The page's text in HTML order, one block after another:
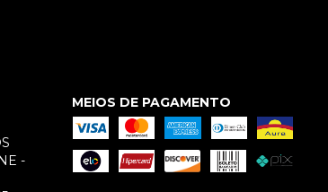
-
MEIOS DE PAGAMENTO